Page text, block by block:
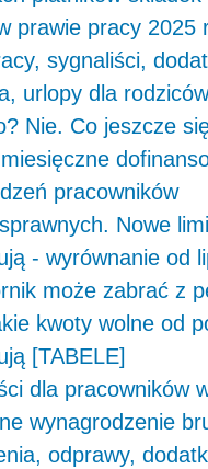
prawie pracy 2025
sygnaliści,
urlopy dla
Nie. Co jeszcze
pracowników
Nowe
- wyrównanie od
może zabrać z
kwoty wolne od
[TABELE]
dla pracowników
wynagrodzenie
odprawy,